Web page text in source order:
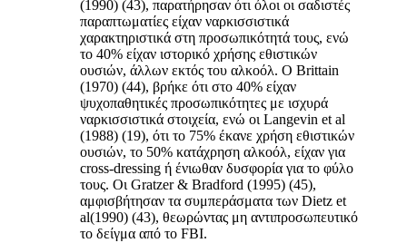
(1990) (43), παρατήρησαν ότι όλοι οι σαδιστές
παραπτωματίες είχαν ναρκισσιστικά
χαρακτηριστικά στη προσωπικότητά τους, ενώ
το 40% είχαν ιστορικό χρήσης εθιστικών
ουσιών, άλλων εκτός του αλκοόλ. Ο Brittain
(1970) (44), βρήκε ότι στο 40% είχαν
ψυχοπαθητικές προσωπικότητες με ισχυρά
ναρκισσιστικά στοιχεία, ενώ οι Langevin et al
(1988) (19), ότι το 75% έκανε χρήση εθιστικών
ουσιών, το 50% κατάχρηση αλκοόλ, είχαν για
cross-dressing ή ένιωθαν δυσφορία για το φύλο
τους. Οι Gratzer & Bradford (1995) (45),
αμφισβήτησαν τα συμπεράσματα των Dietz et
al(1990) (43), θεωρώντας μη αντιπροσωπευτικό
το δείγμα από το FBI.